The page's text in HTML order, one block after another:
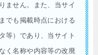
ません。また、当サイ
でも掲載時点における
等）であり、当サイト
く名称や内容等の改廃